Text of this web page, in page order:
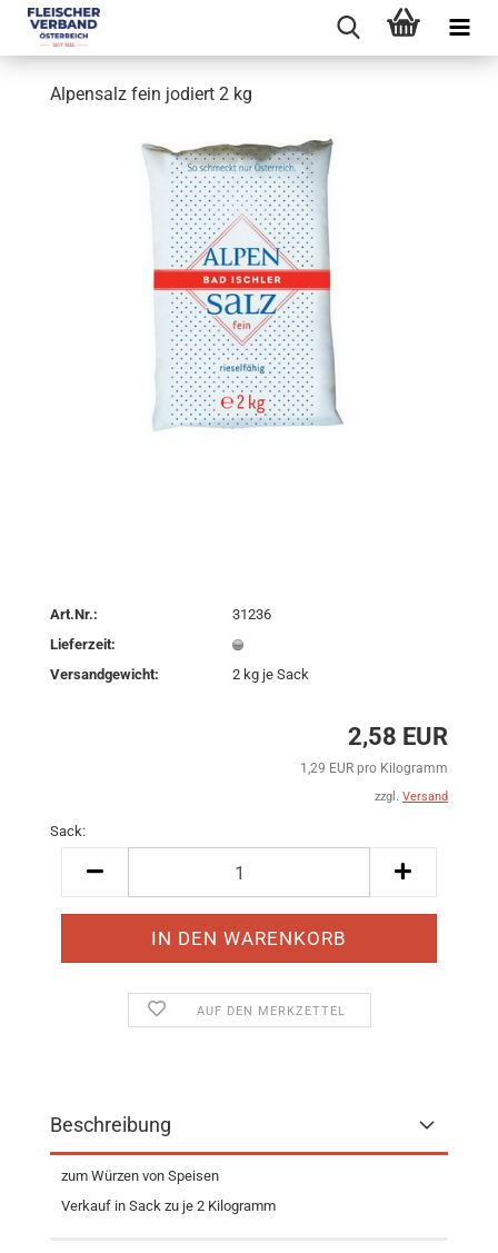
Alpensalz fein jodiert 2 kg
Art.Nr.:
31236
Lieferzeit:
Versandgewicht:
2 kg je Sack
2,58 EUR
1,29 EUR pro Kilogramm
zzgl. Versand
Sack:
AUF DEN MERKZETTEL
Beschreibung
zum Würzen von Speisen
Verkauf in Sack zu je 2 Kilogramm